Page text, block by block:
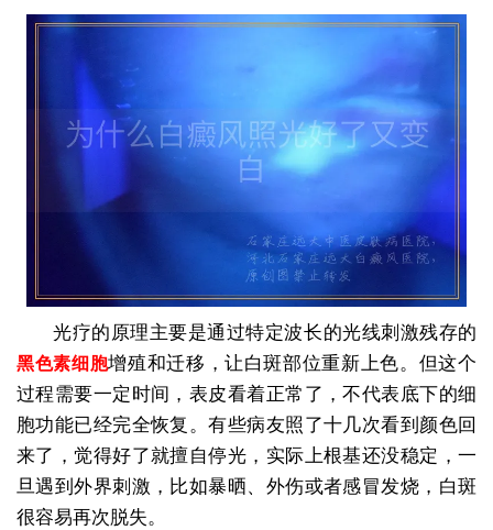
光疗的原理主要是通过特定波长的光线刺激残存的
黑色素细胞增殖和迁移，让白斑部位重新上色。但这个
过程需要一定时间，表皮看着正常了，不代表底下的细
胞功能已经完全恢复。有些病友照了十几次看到颜色回
来了，觉得好了就擅自停光，实际上根基还没稳定，一
旦遇到外界刺激，比如暴晒、外伤或者感冒发烧，白斑
很容易再次脱失。